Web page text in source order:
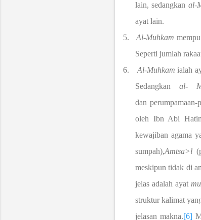
lain, sedangkan al-
ayat lain.
5.
Al-Muhkam
Seperti jumlah
6.
Al-Muhkam ialah
Sedangkanal-
dan
oleh Ibn Abi
kewajiban agama
sumpah),Amtsa>l
meskipun tidak di
jelas adalah ayat
struktur kalimat
jelasan makna.[6]